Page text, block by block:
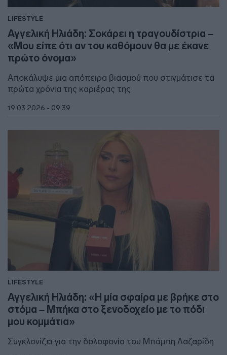
LIFESTYLE
Αγγελική Ηλιάδη: Σοκάρει η τραγουδίστρια –
«Μου είπε ότι αν του καθόμουν θα με έκανε
πρώτο όνομα»
Αποκάλυψε μια απόπειρα βιασμού που στιγμάτισε τα
πρώτα χρόνια της καριέρας της
19.03.2026 - 09:39
LIFESTYLE
Αγγελική Ηλιάδη: «Η μία σφαίρα με βρήκε στο
στόμα – Μπήκα στο ξενοδοχείο με το πόδι
μου κομμάτια»
Συγκλονίζει για την δολοφονία του Μπάμπη Λαζαρίδη